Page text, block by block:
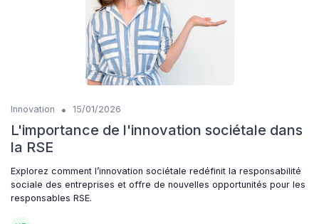
Innovation • 15/01/2026
L'importance de l'innovation sociétale dans
la RSE
Explorez comment l’innovation sociétale redéfinit la responsabilité
sociale des entreprises et offre de nouvelles opportunités pour les
responsables RSE.